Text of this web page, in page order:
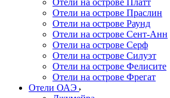
Отели на острове Платт
Отели на острове Праслин
Отели на острове Раунд
Отели на острове Сент-Анн
Отели на острове Серф
Отели на острове Силуэт
Отели на острове Фелисите
Отели на острове Фрегат
Отели ОАЭ